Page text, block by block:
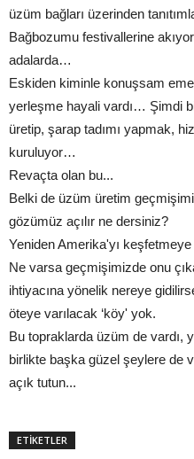
üzüm bağları üzerinden
Bağbozumu festivallerine
adalarda…
Eskiden kiminle konuşsam
yerleşme hayali vardı… Şimdi
üretip, şarap tadımı yapmak,
kuruluyor…
Revaçta olan bu...
Belki de üzüm üretim
gözümüz açılır ne dersiniz?
Yeniden Amerika'yı
Ne varsa geçmişimizde onu
ihtiyacına yönelik nereye
öteye varılacak ‘köy' yok.
Bu topraklarda üzüm de vardı,
birlikte başka güzel şeylere de
açık tutun...
ETİKETLER